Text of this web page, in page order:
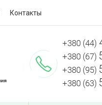
Контакты
+380 (44)
+380 (67)
+380 (95)
+380 (63)